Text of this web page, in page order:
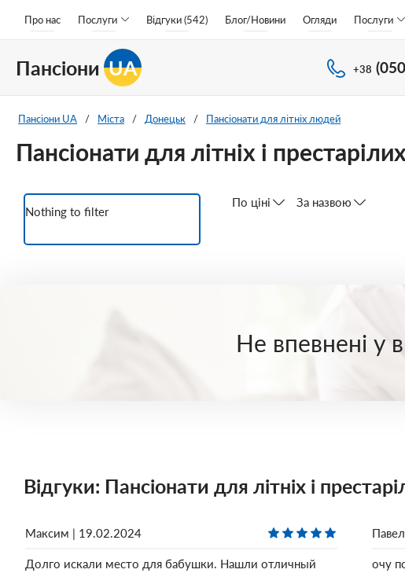
Про нас Послуги Відгуки (542) Блог/Новини Огляди Послуги
Пансіони UA +38
Пансіони UA / Міста / Донецьк / Пансіонати для літніх людей
Пансіонати для літніх і
Nothing to filter
По ціні За назвою
Не впевнені у
Відгуки: Пансіонати для літніх і
Максим | 19.02.2024
Долго искали место для бабушки. Нашли отличный
очу